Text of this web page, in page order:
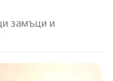
замъци и